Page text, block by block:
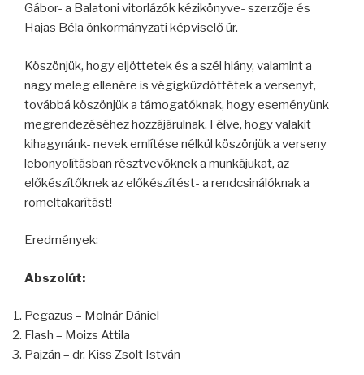
Gábor- a Balatoni vitorlázók kézikönyve- szerzője és
Hajas Béla önkormányzati képviselő úr.
Köszönjük, hogy eljöttetek és a szél hiány, valamint a
nagy meleg ellenére is végigküzdöttétek a versenyt,
továbbá köszönjük a támogatóknak, hogy eseményünk
megrendezéséhez hozzájárulnak. Félve, hogy valakit
kihagynánk- nevek említése nélkül köszönjük a verseny
lebonyolításban résztvevőknek a munkájukat, az
előkészítőknek az előkészítést- a rendcsinálóknak a
romeltakarítást!
Eredmények:
Abszolút:
Pegazus – Molnár Dániel
Flash – Moizs Attila
Pajzán – dr. Kiss Zsolt István